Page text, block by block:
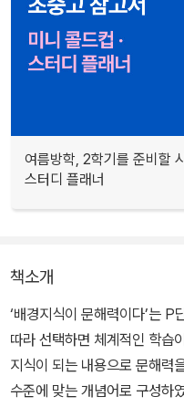
여름방학, 2학기를 준비할
스터디 플래너
책소개
‘배경지식이 문해력이다’는
따라 선택하면 체계적인 학습
지식이 되는 내용으로 문해력
수준에 맞는 개념어로 구성하